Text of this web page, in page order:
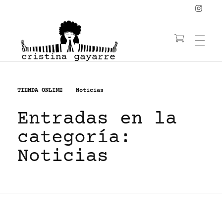
C
ristina Gayarre
Grabado | Ilustración | Obra Gráfica
YOGA
YANTRAS/MANDALAS
MUJERES
PELIRROJAS
NATURALEZA
LIBRO
CONTACTO
TIENDA ONLINE Noticias
Entradas en la
categoría:
Noticias